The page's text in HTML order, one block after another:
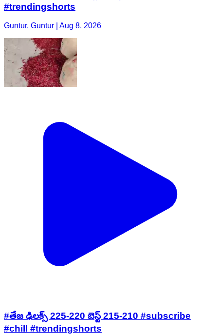
#trendingshorts
Guntur, Guntur | Aug 8, 2026
#తేజ ఢిలక్స్ 225-220 బెస్ట్ 215-210 #subscribe
#chill #trendingshorts